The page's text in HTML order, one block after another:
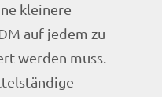
kleinere
auf jedem zu
werden muss.